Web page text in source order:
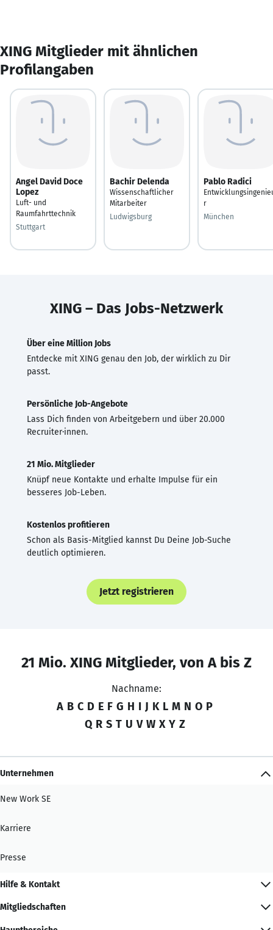
XING Mitglieder mit ähnlichen
Profilangaben
Angel David Doce
Lopez
Luft- und
Raumfahrttechnik
Stuttgart
Bachir Delenda
Wissenschaftlicher
Mitarbeiter
Ludwigsburg
Pablo Radici
r
München
XING – Das Jobs-Netzwerk
Über eine Million Jobs
Entdecke mit XING genau den Job, der wirklich zu Dir
passt.
Persönliche Job-Angebote
Lass Dich finden von Arbeitgebern und über 20.000
Recruiter·innen.
21 Mio. Mitglieder
Knüpf neue Kontakte und erhalte Impulse für ein
besseres Job-Leben.
Kostenlos profitieren
Schon als Basis-Mitglied kannst Du Deine Job-Suche
deutlich optimieren.
Jetzt registrieren
21 Mio. XING Mitglieder, von A bis Z
Nachname:
A B C D E F G H I J K L M N O P
Q R S T U V W X Y Z
Unternehmen
New Work SE
Karriere
Presse
Hilfe & Kontakt
Mitgliedschaften